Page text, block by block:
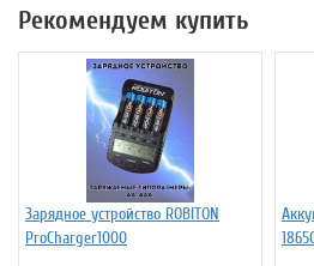
Рекомендуем купить
Зарядное устройство ROBITON
ProCharger1000